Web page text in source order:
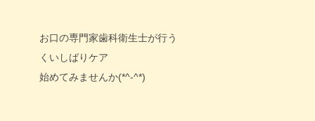
お口の専門家歯科衛生士が行う
くいしばりケア
始めてみませんか(*^-^*)